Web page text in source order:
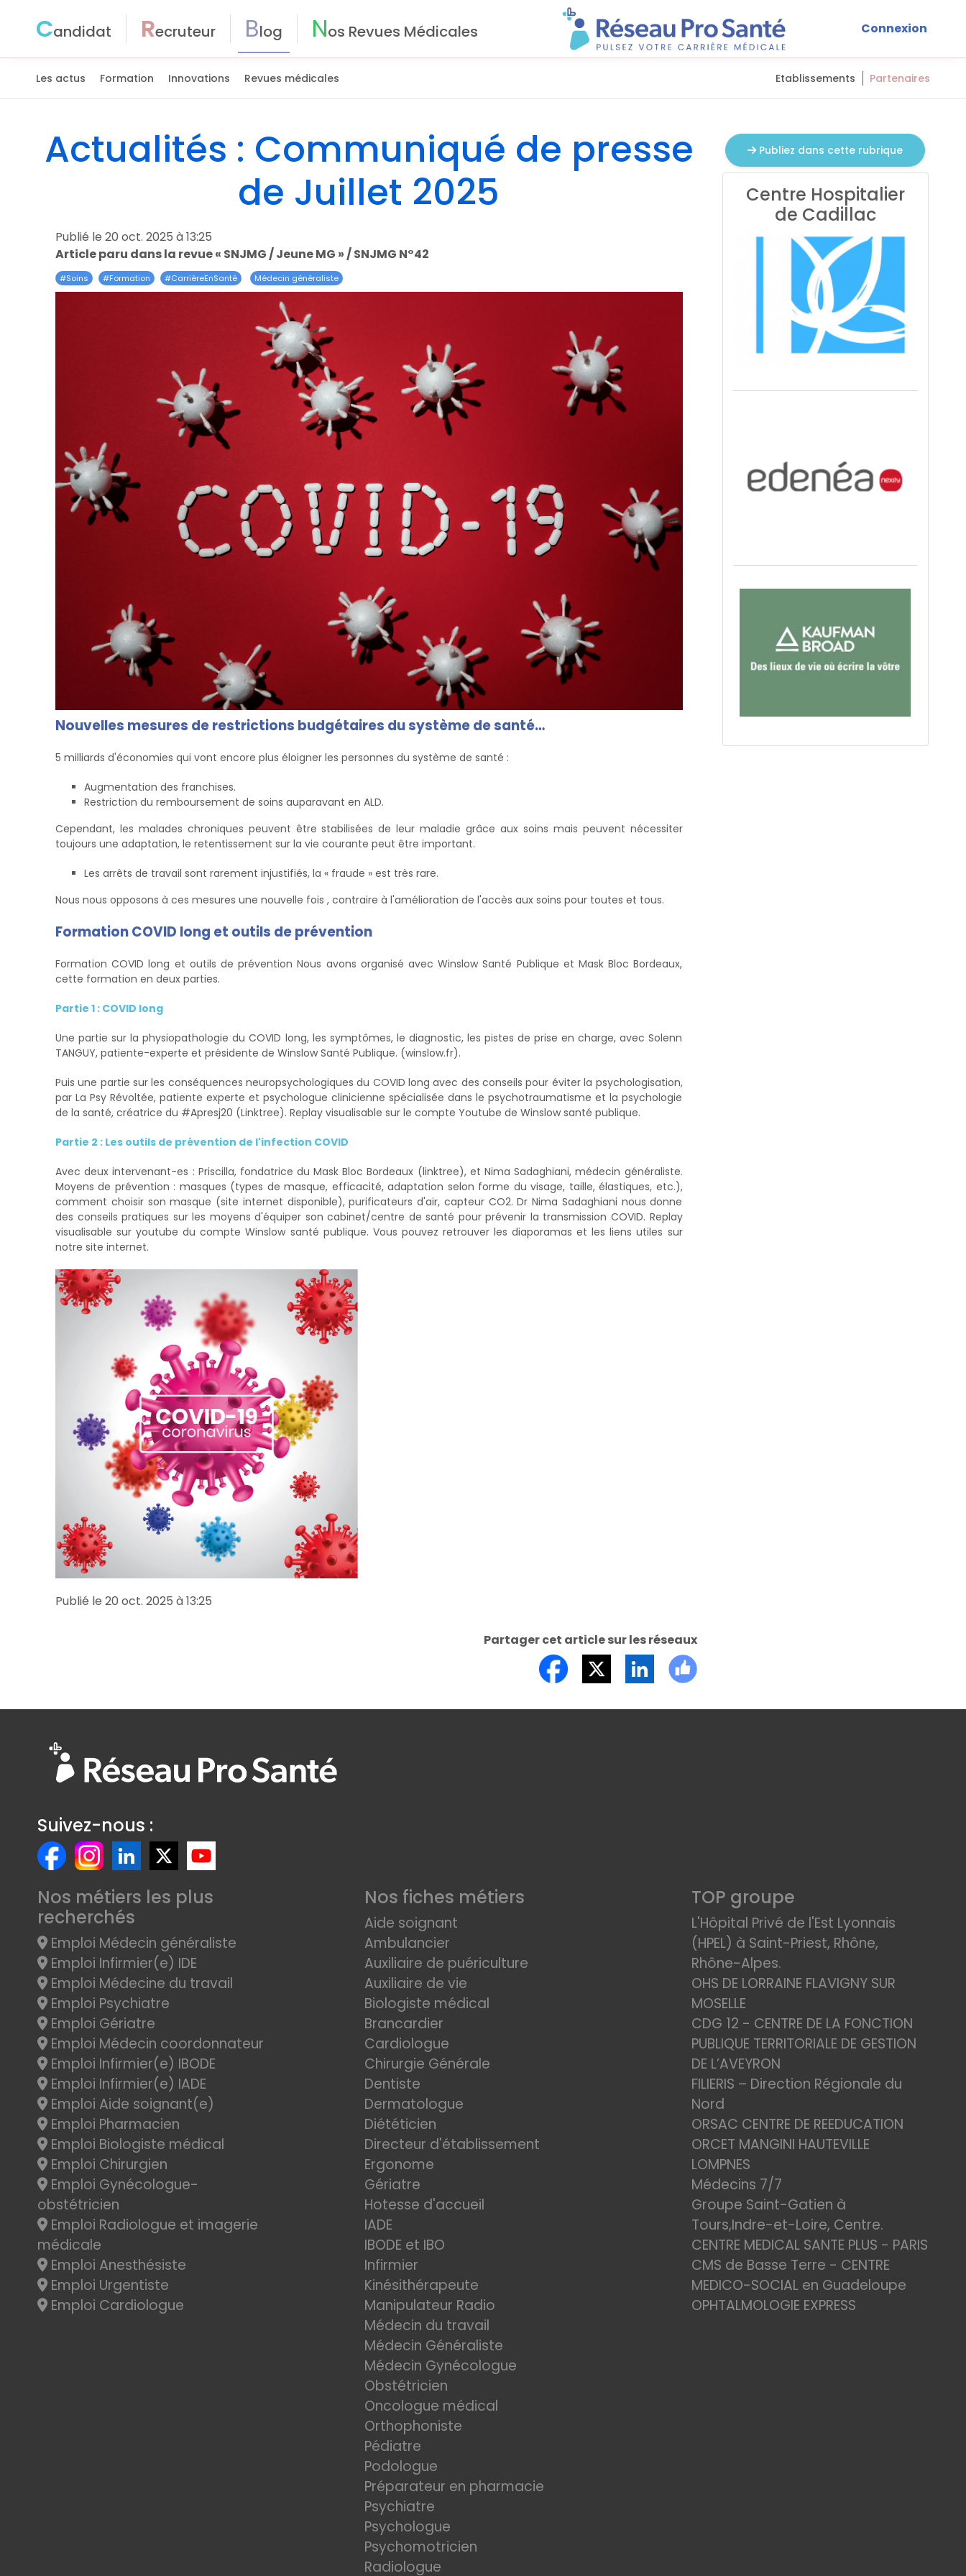
Candidat Recruteur Blog Nos Revues Médicales Connexion
Les actus Formation Innovations Revues médicales Etablissements Partenaires
Actualités : Communiqué de presse
de Juillet 2025
Publié le 20 oct. 2025 à 13:25
Article paru dans la revue « SNJMG / Jeune MG » / SNJMG N°42
#Soins #Formation #CarrièreEnSanté Médecin généraliste
Nouvelles mesures de restrictions budgétaires du système de santé…
5 milliards d'économies qui vont encore plus éloigner les personnes du système de santé :
Augmentation des franchises.
Restriction du remboursement de soins auparavant en ALD.
Cependant, les malades chroniques peuvent être stabilisées de leur maladie grâce aux soins mais peuvent nécessiter
toujours une adaptation, le retentissement sur la vie courante peut être important.
Les arrêts de travail sont rarement injustifiés, la « fraude » est très rare.
Nous nous opposons à ces mesures une nouvelle fois , contraire à l'amélioration de l'accès aux soins pour toutes et tous.
Formation COVID long et outils de prévention
Formation COVID long et outils de prévention Nous avons organisé avec Winslow Santé Publique et Mask Bloc Bordeaux,
cette formation en deux parties.
Partie 1 : COVID long
Une partie sur la physiopathologie du COVID long, les symptômes, le diagnostic, les pistes de prise en charge, avec Solenn
TANGUY, patiente-experte et présidente de Winslow Santé Publique. (winslow.fr).
Puis une partie sur les conséquences neuropsychologiques du COVID long avec des conseils pour éviter la psychologisation,
par La Psy Révoltée, patiente experte et psychologue clinicienne spécialisée dans le psychotraumatisme et la psychologie
de la santé, créatrice du #Apresj20 (Linktree). Replay visualisable sur le compte Youtube de Winslow santé publique.
Partie 2 : Les outils de prévention de l'infection COVID
Avec deux intervenant-es : Priscilla, fondatrice du Mask Bloc Bordeaux (linktree), et Nima Sadaghiani, médecin généraliste.
Moyens de prévention : masques (types de masque, efficacité, adaptation selon forme du visage, taille, élastiques, etc.),
comment choisir son masque (site internet disponible), purificateurs d'air, capteur CO2. Dr Nima Sadaghiani nous donne
des conseils pratiques sur les moyens d'équiper son cabinet/centre de santé pour prévenir la transmission COVID. Replay
visualisable sur youtube du compte Winslow santé publique. Vous pouvez retrouver les diaporamas et les liens utiles sur
notre site internet.
Publié le 20 oct. 2025 à 13:25
Partager cet article sur les réseaux
Publiez dans cette rubrique
Centre Hospitalier
de Cadillac
Suivez-nous :
Nos métiers les plus
recherchés
Emploi Médecin généraliste
Emploi Infirmier(e) IDE
Emploi Médecine du travail
Emploi Psychiatre
Emploi Gériatre
Emploi Médecin coordonnateur
Emploi Infirmier(e) IBODE
Emploi Infirmier(e) IADE
Emploi Aide soignant(e)
Emploi Pharmacien
Emploi Biologiste médical
Emploi Chirurgien
Emploi Gynécologue-
obstétricien
Emploi Radiologue et imagerie
médicale
Emploi Anesthésiste
Emploi Urgentiste
Emploi Cardiologue
Nos fiches métiers
Aide soignant
Ambulancier
Auxiliaire de puériculture
Auxiliaire de vie
Biologiste médical
Brancardier
Cardiologue
Chirurgie Générale
Dentiste
Dermatologue
Diététicien
Directeur d'établissement
Ergonome
Gériatre
Hotesse d'accueil
IADE
IBODE et IBO
Infirmier
Kinésithérapeute
Manipulateur Radio
Médecin du travail
Médecin Généraliste
Médecin Gynécologue
Obstétricien
Oncologue médical
Orthophoniste
Pédiatre
Podologue
Préparateur en pharmacie
Psychiatre
Psychologue
Psychomotricien
Radiologue
TOP groupe
L'Hôpital Privé de l'Est Lyonnais
(HPEL) à Saint-Priest, Rhône,
Rhône-Alpes.
OHS DE LORRAINE FLAVIGNY SUR
MOSELLE
CDG 12 - CENTRE DE LA FONCTION
PUBLIQUE TERRITORIALE DE GESTION
DE L’AVEYRON
FILIERIS – Direction Régionale du
Nord
ORSAC CENTRE DE REEDUCATION
ORCET MANGINI HAUTEVILLE
LOMPNES
Médecins 7/7
Groupe Saint-Gatien à
Tours,Indre-et-Loire, Centre.
CENTRE MEDICAL SANTE PLUS - PARIS
CMS de Basse Terre - CENTRE
MEDICO-SOCIAL en Guadeloupe
OPHTALMOLOGIE EXPRESS